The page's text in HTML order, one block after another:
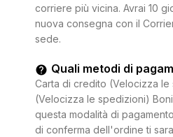
corriere più vicina. Avrai 10
nuova consegna con il
sede.
Quali metodi di
Carta di credito (Velocizza le
(Velocizza le spedizioni)
questa modalità di
di conferma dell'ordine ti